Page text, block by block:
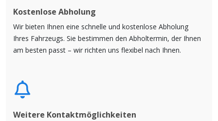
Kostenlose Abholung
Wir bieten Ihnen eine schnelle und kostenlose Abholung
Ihres Fahrzeugs. Sie bestimmen den Abholtermin, der Ihnen
am besten passt – wir richten uns flexibel nach Ihnen.
Weitere Kontaktmöglichkeiten